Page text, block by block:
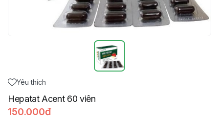
Yêu thích
Hepatat Acent 60 viên
150.000đ